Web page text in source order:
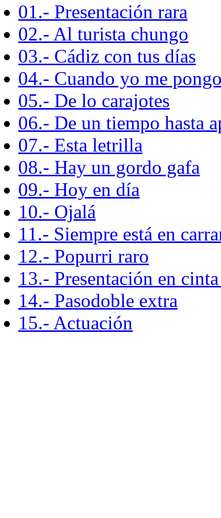
01.- Presentación rara
02.- Al turista chungo
03.- Cádiz con tus días
04.- Cuando yo me
05.- De lo carajotes
06.- De un tiempo hasta
07.- Esta letrilla
08.- Hay un gordo gafa
09.- Hoy en día
10.- Ojalá
11.- Siempre está en
12.- Popurri raro
13.- Presentación en
14.- Pasodoble extra
15.- Actuación